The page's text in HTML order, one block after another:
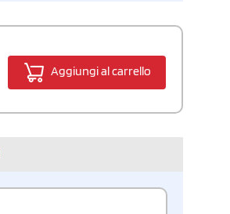
Aggiungi al carrello